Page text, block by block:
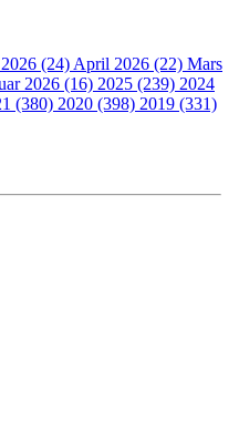
(24) April 2026 (22) Mars
2026 (16) 2025 (239) 2024
(380) 2020 (398) 2019 (331)